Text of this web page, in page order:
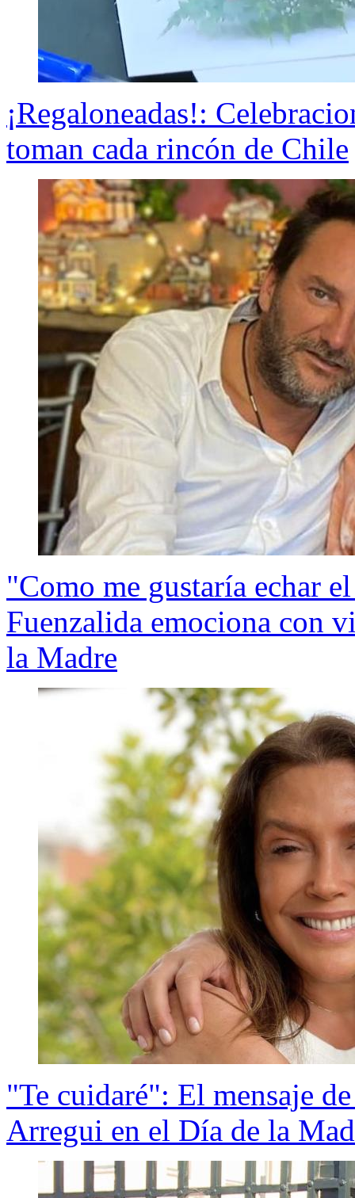
¡Regaloneadas!:
toman cada rincón de Chile
"Como me gustaría echar
Fuenzalida emociona con
la Madre
"Te cuidaré": El mensaje
Arregui en el Día de la